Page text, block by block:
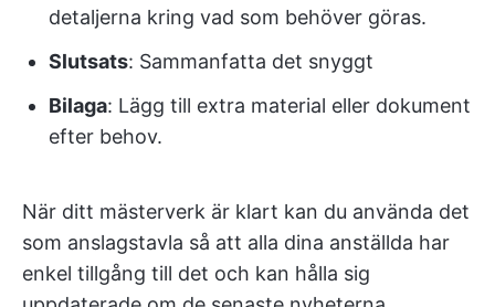
detaljerna kring vad som behöver göras.
Slutsats: Sammanfatta det snyggt
Bilaga: Lägg till extra material eller dokument
efter behov.
När ditt mästerverk är klart kan du använda det
som anslagstavla så att alla dina anställda har
enkel tillgång till det och kan hålla sig